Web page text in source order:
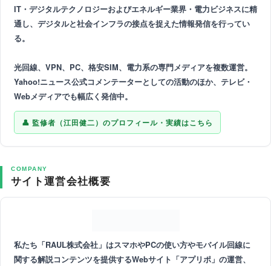
IT・デジタルテクノロジーおよびエネルギー業界・電力ビジネスに精
通し、デジタルと社会インフラの接点を捉えた情報発信を行ってい
る。
光回線、VPN、PC、格安SIM、電力系の専門メディアを複数運営。
Yahoo!ニュース公式コメンテーターとしての活動のほか、テレビ・
Webメディアでも幅広く発信中。
監修者（江田健二）のプロフィール・実績はこちら
COMPANY
サイト運営会社概要
私たち「RAUL株式会社」はスマホやPCの使い方やモバイル回線に
関する解説コンテンツを提供するWebサイト「アプリポ」の運営、